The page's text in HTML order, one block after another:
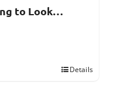
to Look…
Details